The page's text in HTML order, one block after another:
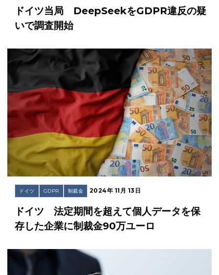
ドイツ当局 DeepSeekをGDPR違反の疑
いで調査開始
ドイツ GDPR 制裁金 2024年 11月 13日
ドイツ 法定期間を超えて個人データを保
存した企業に制裁金90万ユーロ